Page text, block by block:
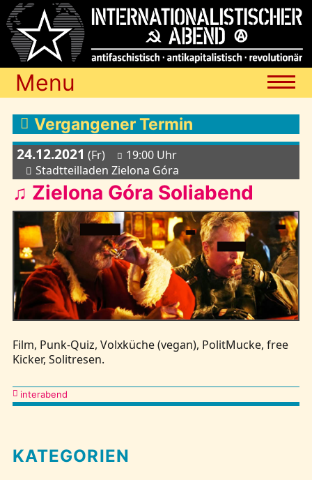
Menu
Termine
Blog
Media
Archiv
Links
Kontakt
Vergangener Termin
24.12.2021 (Fr)
19:00 Uhr
Stadtteilladen Zielona Góra
♫ Zielona Góra Soliabend
Film, Punk-Quiz, Volxküche (vegan), PolitMucke, free
Kicker, Solitresen.
Kategorien
interabend
KATEGORIEN